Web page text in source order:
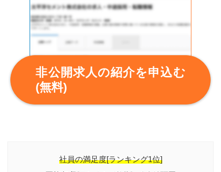
非公開求人の紹介を申込む
(無料)
社員の満足度[ランキング1位]